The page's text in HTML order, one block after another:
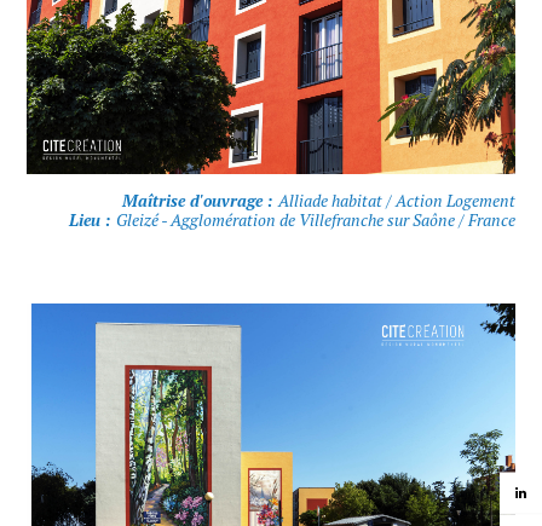
Maîtrise d'ouvrage :Alliade habitat / Action Logement
Lieu : Gleizé - Agglomération de Villefranche sur Saône / France